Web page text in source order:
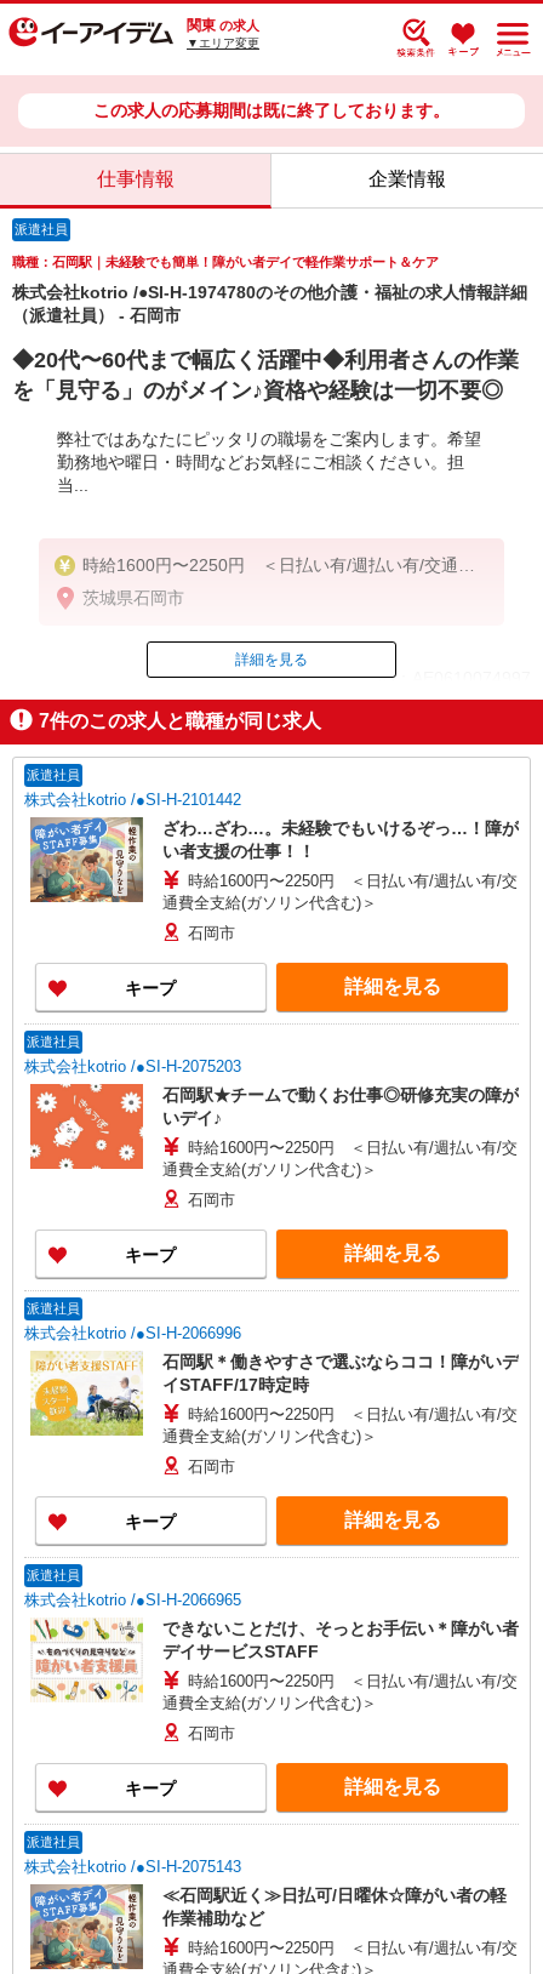
関東 の求人
▼エリア変更
この求人の応募期間は既に終了しております。
仕事情報 企業情報
派遣社員
職種：石岡駅｜未経験でも簡単！障がい者デイで軽作業サポート＆ケア
株式会社kotrio /●SI-H-1974780のその他介護・福祉の求人情報詳細
（派遣社員） - 石岡市
◆20代〜60代まで幅広く活躍中◆利用者さんの作業
を「見守る」のがメイン♪資格や経験は一切不要◎
弊社ではあなたにピッタリの職場をご案内します。希望
勤務地や曜日・時間などお気軽にご相談ください。担
当...
時給1600円〜2250円 ＜日払い有/週払い有/交通費
全支給(ガソリン代含む)＞
茨城県石岡市
ID：AE0610074997
掲載期間終了
詳細を見る
7件のこの求人と職種が同じ求人
派遣社員
株式会社kotrio /●SI-H-2101442
ざわ…ざわ…。未経験でもいけるぞっ…！障が
い者支援の仕事！！
時給1600円〜2250円 ＜日払い有/週払い有/交
通費全支給(ガソリン代含む)＞
石岡市
キープ 詳細を見る
派遣社員
株式会社kotrio /●SI-H-2075203
石岡駅★チームで動くお仕事◎研修充実の障が
いデイ♪
時給1600円〜2250円 ＜日払い有/週払い有/交
通費全支給(ガソリン代含む)＞
石岡市
キープ 詳細を見る
派遣社員
株式会社kotrio /●SI-H-2066996
石岡駅＊働きやすさで選ぶならココ！障がいデ
イSTAFF/17時定時
時給1600円〜2250円 ＜日払い有/週払い有/交
通費全支給(ガソリン代含む)＞
石岡市
キープ 詳細を見る
派遣社員
株式会社kotrio /●SI-H-2066965
できないことだけ、そっとお手伝い＊障がい者
デイサービスSTAFF
時給1600円〜2250円 ＜日払い有/週払い有/交
通費全支給(ガソリン代含む)＞
石岡市
キープ 詳細を見る
派遣社員
株式会社kotrio /●SI-H-2075143
≪石岡駅近く≫日払可/日曜休☆障がい者の軽
作業補助など
時給1600円〜2250円 ＜日払い有/週払い有/交
通費全支給(ガソリン代含む)＞